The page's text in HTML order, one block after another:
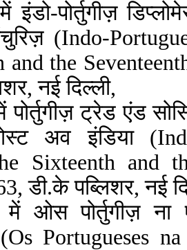
इंडो-पोर्तुगीज़
(Indo-
and the
नई दिल्ली,
पोर्तुगीज़ ट्रेड एंड
अव इंडिया
Sixteenth and
डी.के पब्लिशर, नई
ओस पोर्तुगीज़ ना
Portugueses